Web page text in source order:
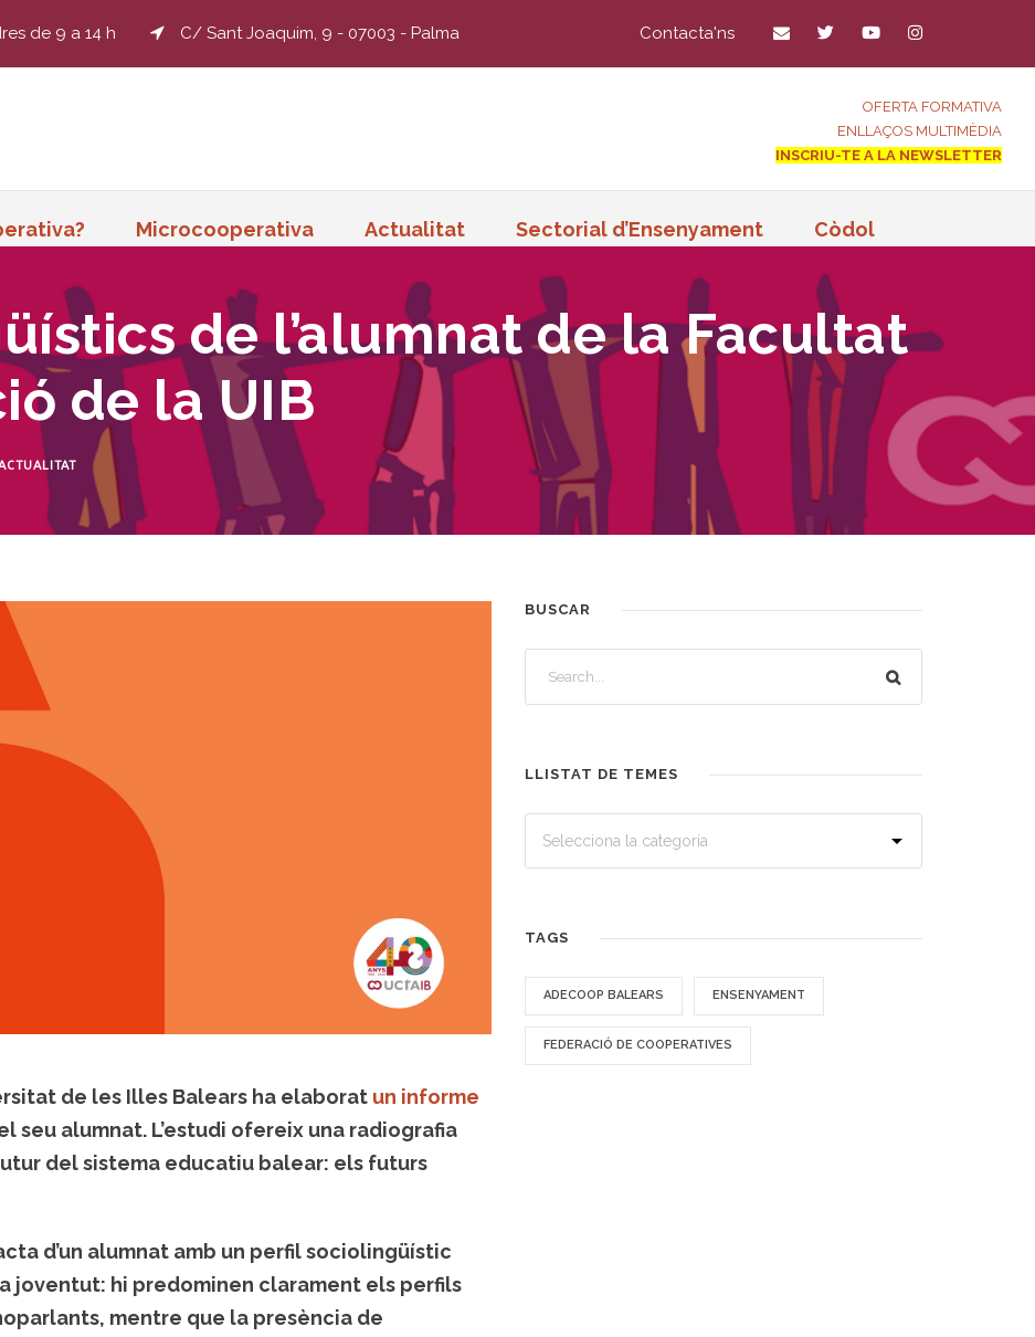
de 9 a 14 h C/ Sant Joaquim, 9 - 07003 - Palma Contacta'ns
OFERTA FORMATIVA
ENLLAÇOS MULTIMÈDIA
INSCRIU-TE A LA NEWSLETTER
Microcooperativa Actualitat Sectorial d’Ensenyament Còdol
de l’alumnat de la Facultat
de la UIB
de les Illes Balears ha elaborat un informe
seu alumnat. L’estudi ofereix una radiografia
del sistema educatiu balear: els futurs
d’un alumnat amb un perfil sociolingüístic
joventut: hi predominen clarament els perfils
mentre que la presència de
BUSCAR
LLISTAT DE TEMES
TAGS
ADECOOP BALEARS ENSENYAMENT
FEDERACIÓ DE COOPERATIVES